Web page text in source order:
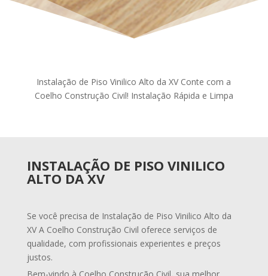
Instalação de Piso Vinilico Alto da XV Conte com a
Coelho Construção Civil! Instalação Rápida e Limpa
INSTALAÇÃO DE PISO VINILICO
ALTO DA XV
Se você precisa de Instalação de Piso Vinilico Alto da
XV A Coelho Construção Civil oferece serviços de
qualidade, com profissionais experientes e preços
justos.